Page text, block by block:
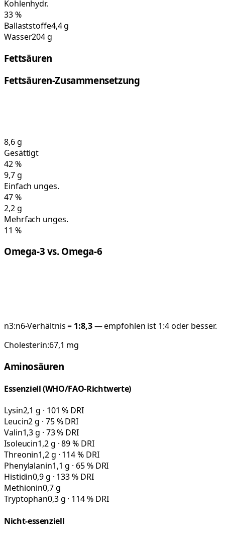
Kohlenhydr.
33%
Ballaststoffe4,4 g
Wasser204 g
Fettsäuren
Fettsäuren-Zusammensetzung
8,6g
Gesättigt
42%
9,7g
Einfach unges.
47%
2,2g
Mehrfach unges.
11 %
Omega-3 vs. Omega-6
n3:n6-Verhältnis = 1:8,3— empfohlen ist 1:4 oder besser.
Cholesterin:67,1 mg
Aminosäuren
Essenziell (WHO/FAO-Richtwerte)
Lysin2,1 g · 101 % DRI
Leucin2 g · 75 % DRI
Valin1,3 g · 73 % DRI
Isoleucin1,2 g · 89 % DRI
Threonin1,2 g · 114 % DRI
Phenylalanin1,1 g · 65 % DRI
Histidin0,9 g · 133 % DRI
Methionin0,7 g
Tryptophan0,3 g · 114 % DRI
Nicht-essenziell